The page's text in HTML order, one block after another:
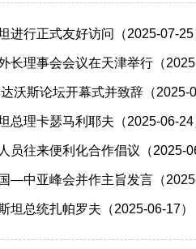
进行正式友好访问（2025-07-25
长理事会会议在天津举行（
沃斯论坛开幕式并致辞（2025-
总理卡瑟马利耶夫（2025-06-24
往来便利化合作倡议（2025-
—中亚峰会并作主旨发言（2025-
坦总统扎帕罗夫（2025-06-17）